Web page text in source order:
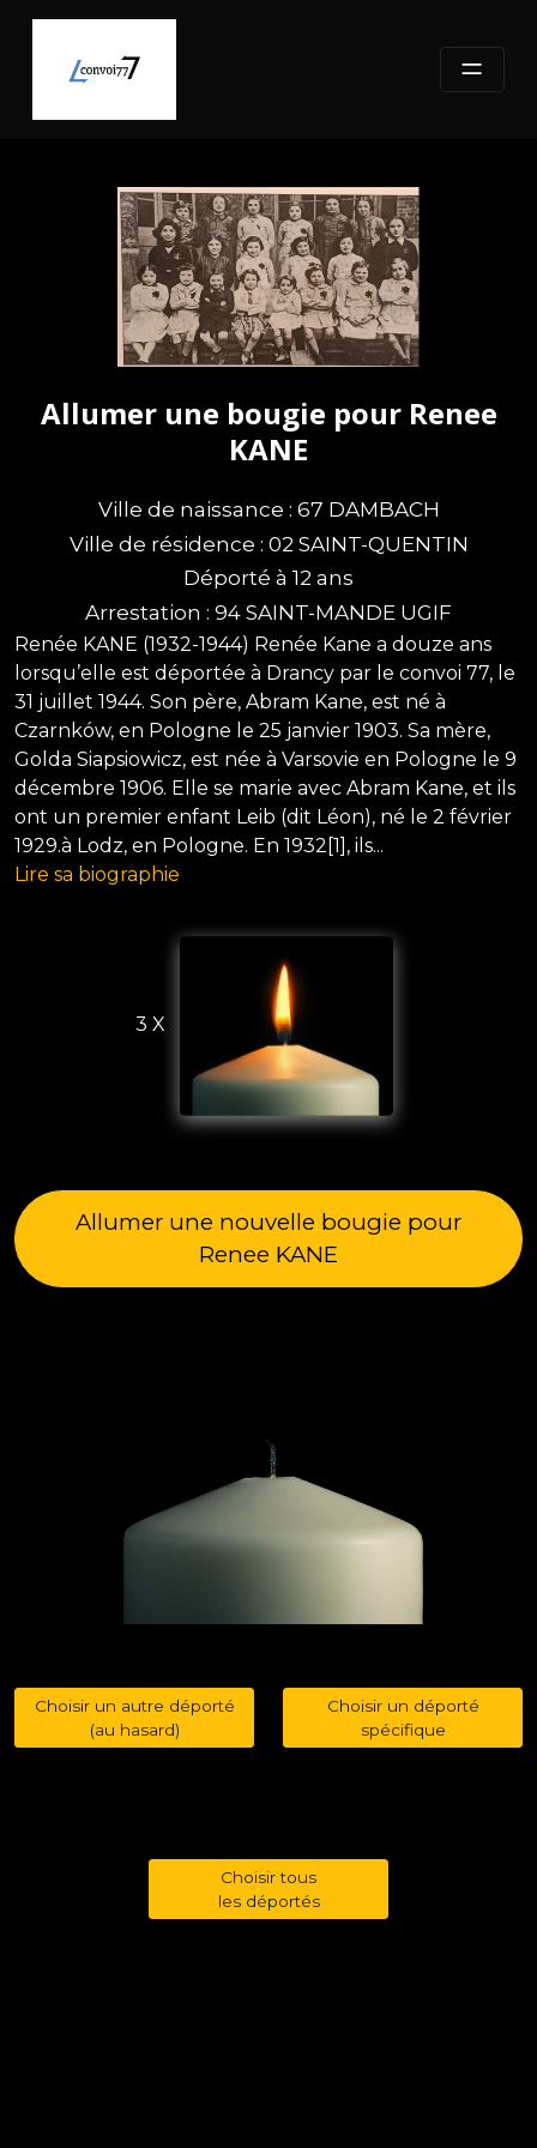
content
Allumer une bougie pour Renee
KANE
Ville de naissance : 67 DAMBACH
Ville de résidence : 02 SAINT-QUENTIN
Déporté à 12 ans
Arrestation : 94 SAINT-MANDE UGIF
Renée KANE (1932-1944) Renée Kane a douze ans
lorsqu’elle est déportée à Drancy par le convoi 77, le
31 juillet 1944. Son père, Abram Kane, est né à
Czarnków, en Pologne le 25 janvier 1903. Sa mère,
Golda Siapsiowicz, est née à Varsovie en Pologne le 9
décembre 1906. Elle se marie avec Abram Kane, et ils
ont un premier enfant Leib (dit Léon), né le 2 février
1929.à Lodz, en Pologne. En 1932[1], ils...
Lire sa biographie
3 X
Allumer une nouvelle bougie pour
Renee KANE
Choisir un autre déporté
(au hasard)
Choisir un déporté
spécifique
Choisir tous
les déportés